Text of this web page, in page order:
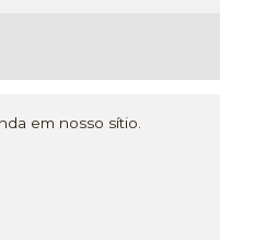
em nosso sítio.